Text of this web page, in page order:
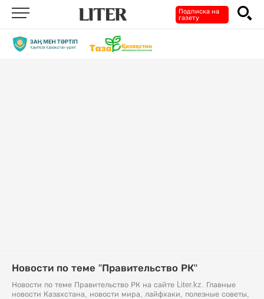
Подписка на
газету
Новости по теме "Правительство РК"
Новости по теме Правительство РК на сайте Liter.kz. Главные
новости Казахстана, новости мира, лайфхаки, полезные советы,